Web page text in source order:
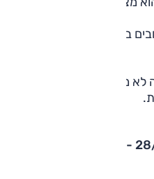
הטובים ביותר בסגמנט הזה, בוודאי
שקלים – וזה לא מעט כסף, בוודאי כאשר יש